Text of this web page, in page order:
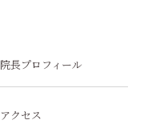
院長プロフィール
アクセス